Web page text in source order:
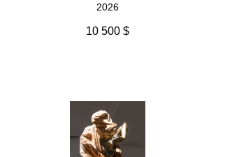
2026
10 500 $